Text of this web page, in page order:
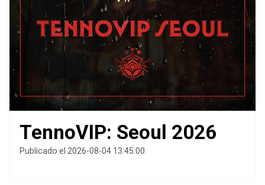
TennoVIP: Seoul 2026
Publicado el 2026-08-04 13:45:00